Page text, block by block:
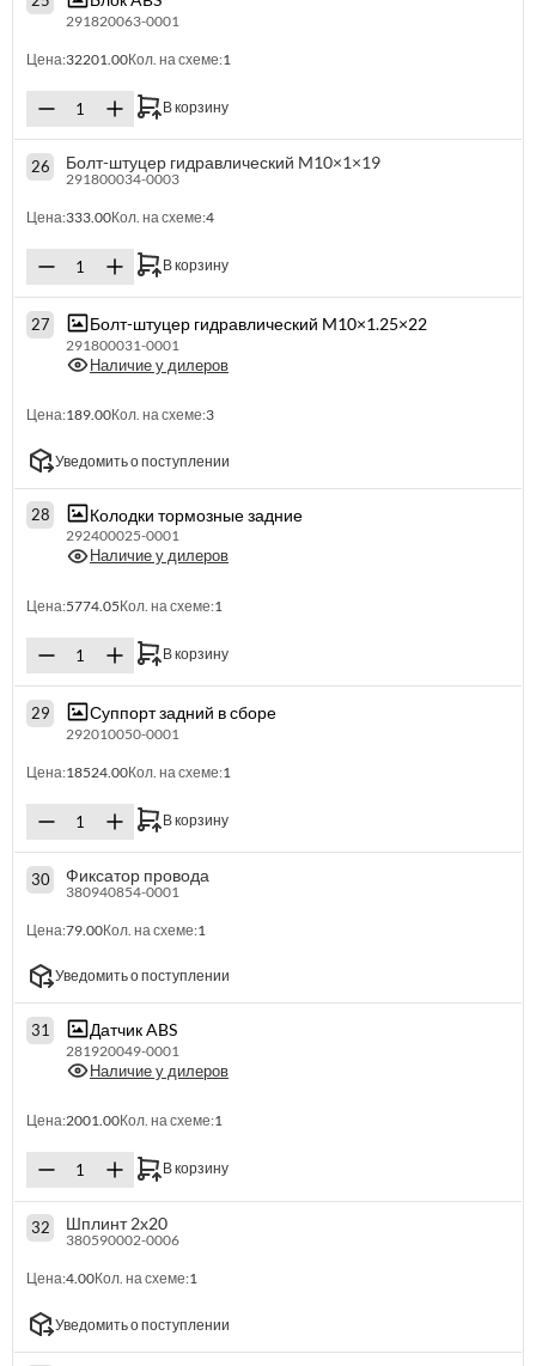
291820063-0001
Цена:32201.00Кол. на схеме:1
В корзину
26 Болт-штуцер гидравлический M10×1×19
291800034-0003
Цена:333.00Кол. на схеме:4
В корзину
27 Болт-штуцер гидравлический M10×1.25×22
291800031-0001
Наличие у дилеров
Цена:189.00Кол. на схеме:3
Уведомить о поступлении
28 Колодки тормозные задние
292400025-0001
Наличие у дилеров
Цена:5774.05Кол. на схеме:1
В корзину
29 Суппорт задний в сборе
292010050-0001
Цена:18524.00Кол. на схеме:1
В корзину
30 Фиксатор провода
380940854-0001
Цена:79.00Кол. на схеме:1
Уведомить о поступлении
31 Датчик ABS
281920049-0001
Наличие у дилеров
Цена:2001.00Кол. на схеме:1
В корзину
32 Шплинт 2х20
380590002-0006
Цена:4.00Кол. на схеме:1
Уведомить о поступлении